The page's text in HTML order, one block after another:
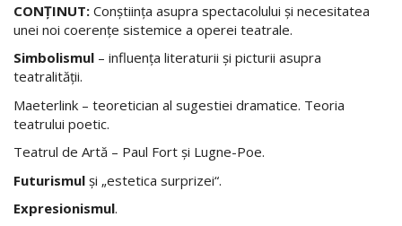
CONŢINUT: Conştiinţa asupra spectacolului şi necesitatea
unei noi coerenţe sistemice a operei teatrale.
Simbolismul – influenţa literaturii şi picturii asupra
teatralităţii.
Maeterlink – teoretician al sugestiei dramatice. Teoria
teatrului poetic.
Teatrul de Artă – Paul Fort şi Lugne-Poe.
Futurismul şi „estetica surprizei“.
Expresionismul.